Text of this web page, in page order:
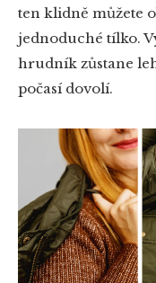
ten klidně můžete
jednoduché tílko.
hrudník zůstane
počasí dovolí.